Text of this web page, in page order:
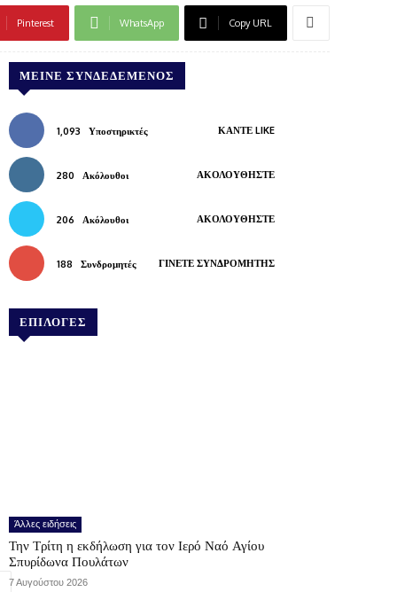
Pinterest WhatsApp Copy URL
ΜΕΊΝΕ ΣΥΝΔΕΔΕΜΈΝΟΣ
1,093 Υποστηρικτές ΚΆΝΤΕ LIKE
280 Ακόλουθοι ΑΚΟΛΟΥΘΉΣΤΕ
206 Ακόλουθοι ΑΚΟΛΟΥΘΉΣΤΕ
188 Συνδρομητές ΓΊΝΕΤΕ ΣΥΝΔΡΟΜΗΤΉΣ
ΕΠΙΛΟΓΕΣ
Άλλες ειδήσεις
Την Τρίτη η εκδήλωση για τον Ιερό Ναό Αγίου
Σπυρίδωνα Πουλάτων
7 Αυγούστου 2026